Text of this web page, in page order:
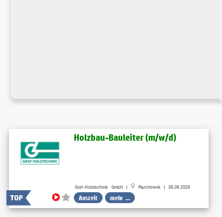
Holzbau-Bauleiter (m/w/d)
Graf-Holztechnik GmbH | Marchtrenk | 06.08.2026
Auszeit mehr ...